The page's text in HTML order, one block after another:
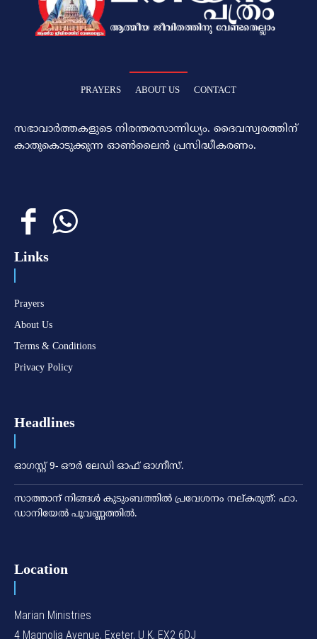
PRAYERS ABOUT US CONTACT
സഭാവാര്‍ത്തകളുടെ നിരന്തരസാന്നിധ്യം. ദൈവസ്വരത്തിന്‌
കാതുകൊടുക്കുന്ന ഓണ്‍ലൈന്‍ പ്രസിദ്ധീകരണം.
Links
Prayers
About Us
Terms & Conditions
Privacy Policy
Headlines
ഓഗസ്റ്റ് 9- ഔര്‍ ലേഡി ഓഫ് ഓഗ്നീസ്.
സാത്താന് നിങ്ങള്‍ കുടുംബത്തില്‍ പ്രവേശനം നല്കരുത്: ഫാ.
ഡാനിയേല്‍ പൂവണ്ണത്തില്‍.
Location
Marian Ministries
4 Magnolia Avenue, Exeter, U K, EX2 6DJ